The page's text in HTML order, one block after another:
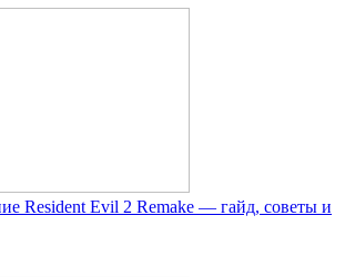
Resident Evil 2 Remake — гайд, советы и